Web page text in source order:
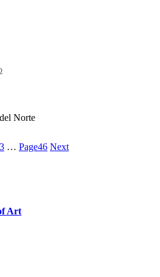
3 … Page46 Next
Art